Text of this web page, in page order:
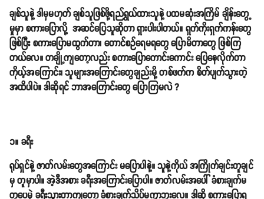
ချစ်သူနဲ့ ဒါမှမဟုတ် ချစ်သူဖြစ်ဖို့ရည်ရွယ်ထားသူနဲ့ ပထမဆုံးအကြိမ် ချိန်းတွေ့
မှုမှာ စကားပြောလို့ အဆင်ပြေသူဆိုတာ ရှားပါးပါတယ်။ ရှက်ကိုးရှက်ကန်းတွေ
ဖြစ်ပြီး စကားပြောမထွက်တာ၊ တောင်စဉ်ရေမရတွေ ပြောမိတာတွေ ဖြစ်ကြ
တယ်လေ။ တချို့ကျတော့လည်း စကားပြောကောင်းကောင်း ပြေနေလိုက်တာ
ကိုယ့်အကြောင်း၊ သူများအကြောင်းတွေချည်းမို့ တစ်ဖက်က စိတ်ပျက်သွားတဲ့
အထိပါပဲ။ ဒါဆိုရင် ဘာအကြောင်းတွေ ပြောကြမလဲ ?
၁။ ခရီး
ရုပ်ရှင်နဲ့ ဇာတ်လမ်းတွေအကြောင်း မပြောပါနဲ့။ သူနဲ့ကိုယ် အကြိုက်ချင်းတူချင်
မှ တူမှာပါ။ အဲ့ဒီအစား ခရီးအကြောင်းပြောပါ။ ဇာတ်လမ်းအပေါ် ခံစားချက်မ
တူပေမဲ့ ခရီးသွားတာကျတော့ ခံစားချက်သိပ်မကွာဘူးလေ။ ဒါဆို စကားပြောရ